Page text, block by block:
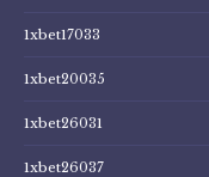
1xbet17033
1xbet20035
1xbet26031
1xbet26037